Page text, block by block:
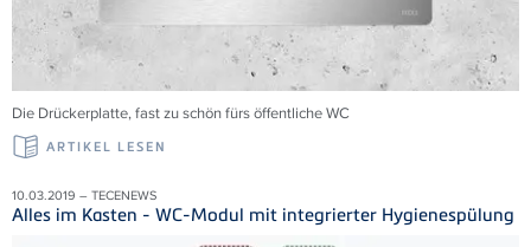
Die Drückerplatte, fast zu schön fürs öffentliche WC
ARTIKEL LESEN
10.03.2019 – TECENEWS
Alles im Kasten - WC-Modul mit integrierter Hygienespülung